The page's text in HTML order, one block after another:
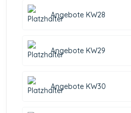
Angebote KW28
Angebote KW29
Angebote KW30